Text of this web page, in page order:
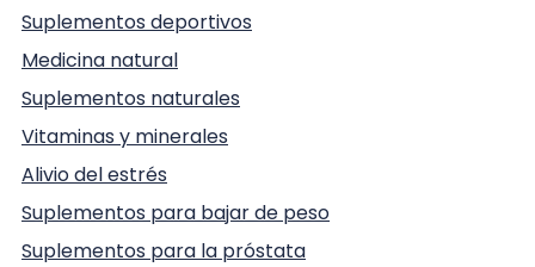
Suplementos deportivos
Medicina natural
Suplementos naturales
Vitaminas y minerales
Alivio del estrés
Suplementos para bajar de peso
Suplementos para la próstata